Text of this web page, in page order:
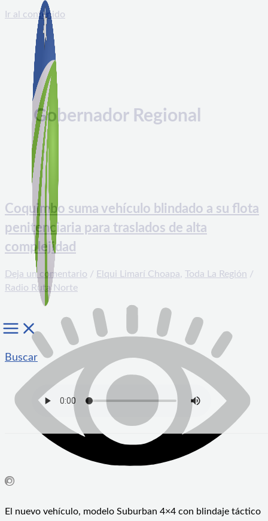
Ir al contenido
Buscar
Gobernador Regional
Coquimbo suma vehículo blindado a su flota
penitenciaria para traslados de alta
complejidad
Deja un comentario / Elqui Limarí Choapa, Toda La Región /
Radio Ruta Norte
El nuevo vehículo, modelo Suburban 4×4 con blindaje táctico